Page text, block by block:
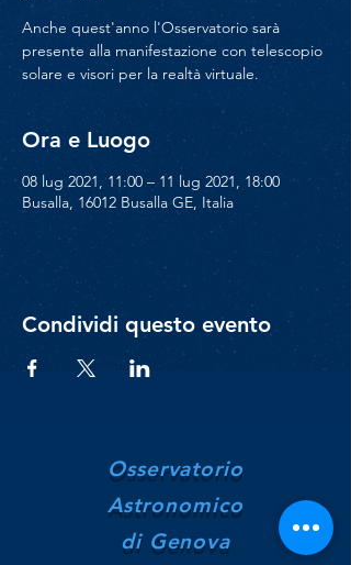
Anche quest'anno l'Osservatorio sarà
presente alla manifestazione con telescopio
solare e visori per la realtà virtuale.
Ora e Luogo
08 lug 2021, 11:00 – 11 lug 2021, 18:00
Busalla, 16012 Busalla GE, Italia
Condividi questo evento
Osservatorio
Astronomico
di Genova